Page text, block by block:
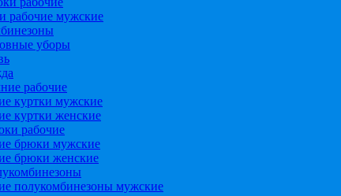
рабочие мужские
уборы
рабочие
куртки мужские
куртки женские
рабочие
брюки мужские
брюки женские
полукомбинезоны мужские